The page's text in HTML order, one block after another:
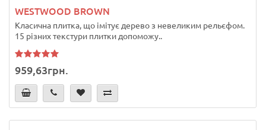
WESTWOOD BROWN
Класична плитка, що імітує дерево з невеликим рельєфом.
15 різних текстури плитки допоможу..
959,63грн.